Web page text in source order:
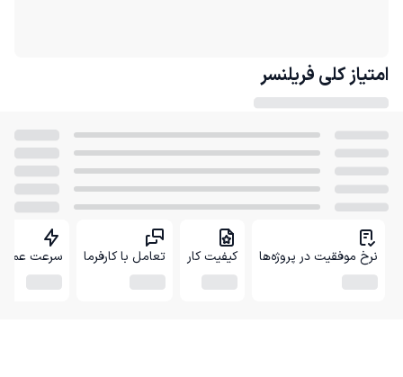
امتیاز کلی فریلنسر
نرخ موفقیت در پروژه‌ها کیفیت کار تعامل با کارفرما سرعت عمل